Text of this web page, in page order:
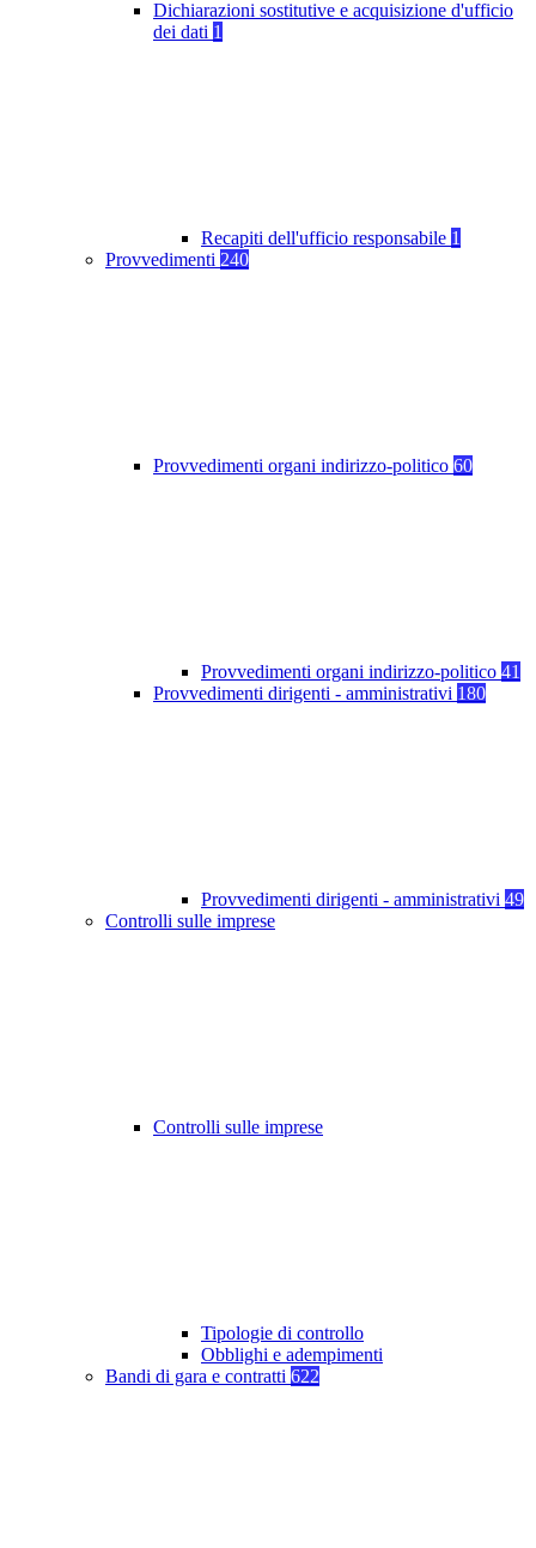
Dichiarazioni sostitutive e acquisizione d'ufficio
dei dati 1
Recapiti dell'ufficio responsabile 1
Provvedimenti 240
Provvedimenti organi indirizzo-politico 60
Provvedimenti organi indirizzo-politico 41
Provvedimenti dirigenti - amministrativi 180
Provvedimenti dirigenti - amministrativi 49
Controlli sulle imprese
Controlli sulle imprese
Tipologie di controllo
Obblighi e adempimenti
Bandi di gara e contratti 622